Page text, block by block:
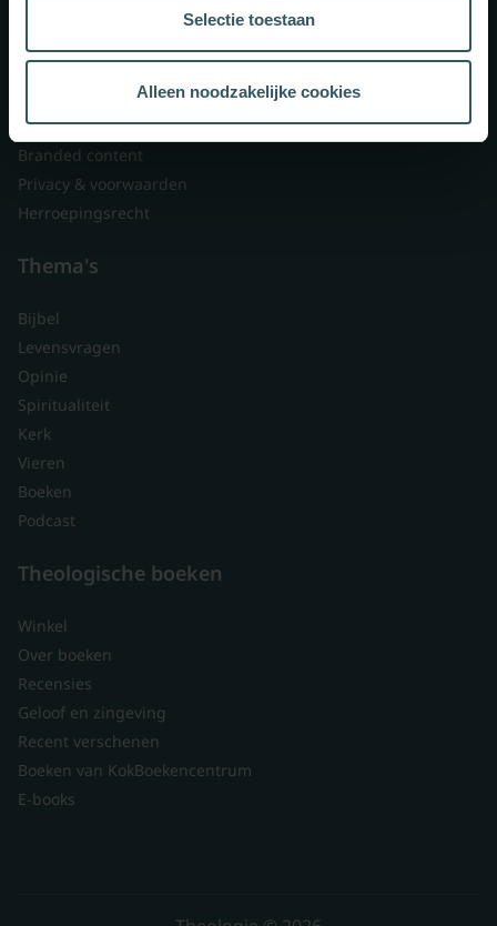
Selectie toestaan
Alleen noodzakelijke cookies
Nieuwsbrieven
Veelgestelde vragen
Contact
Branded content
Privacy & voorwaarden
Herroepingsrecht
Thema's
Bijbel
Levensvragen
Opinie
Spiritualiteit
Kerk
Vieren
Boeken
Podcast
Theologische boeken
Winkel
Over boeken
Recensies
Geloof en zingeving
Recent verschenen
Boeken van KokBoekencentrum
E-books